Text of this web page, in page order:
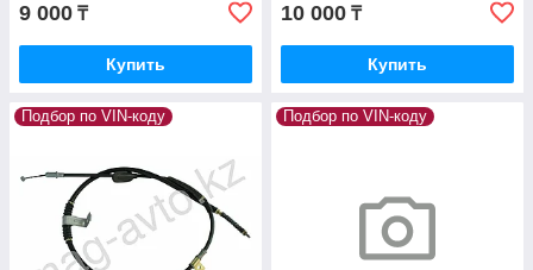
9 000 ₸
Купить
10 000 ₸
Купить
Подбор по VIN-коду Подбор по VIN-коду